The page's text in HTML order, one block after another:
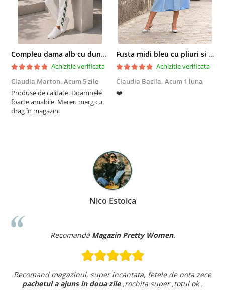
Compleu dama alb cu dungi laterale in nuante de verde si negru
Achizitie verificata
Claudia Marton, Acum 5 zile
Produse de calitate. Doamnele
foarte amabile. Mereu merg cu
drag în magazin.
Fusta midi bleu cu pliuri si buzunare
Achizitie verificata
Claudia Bacila, Acum 1 luna
❤️
Nico Estoica
Recomandă Magazin Pretty Women.
Recomand magazinul, super incantata, fetele de nota zece
pachetul a ajuns in doua zile,rochita super ,totul ok .